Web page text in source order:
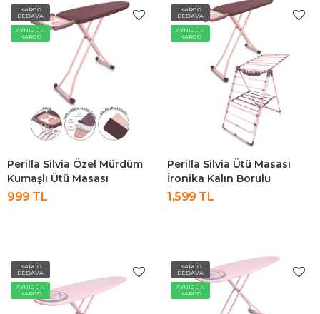
KARGO
BEDAVA
AYNIGÜN
KARGO
Perilla Silvia Özel Mürdüm
Kumaşlı Ütü Masası
999 TL
KARGO
BEDAVA
AYNIGÜN
KARGO
Perilla Silvia Ütü Masası
İronika Kalın Borulu
Kurutmalık Set
1,599 TL
KARGO
BEDAVA
AYNIGÜN
KARGO
KARGO
BEDAVA
AYNIGÜN
KARGO